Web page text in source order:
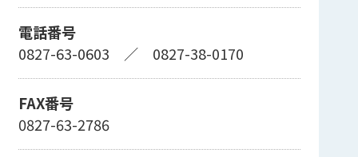
電話番号
0827-63-0603 ／ 0827-38-0170
FAX番号
0827-63-2786